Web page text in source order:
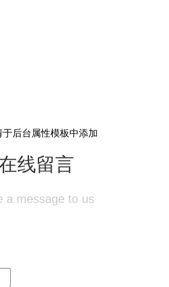
后台属性模板中添加
线留言
a message to us